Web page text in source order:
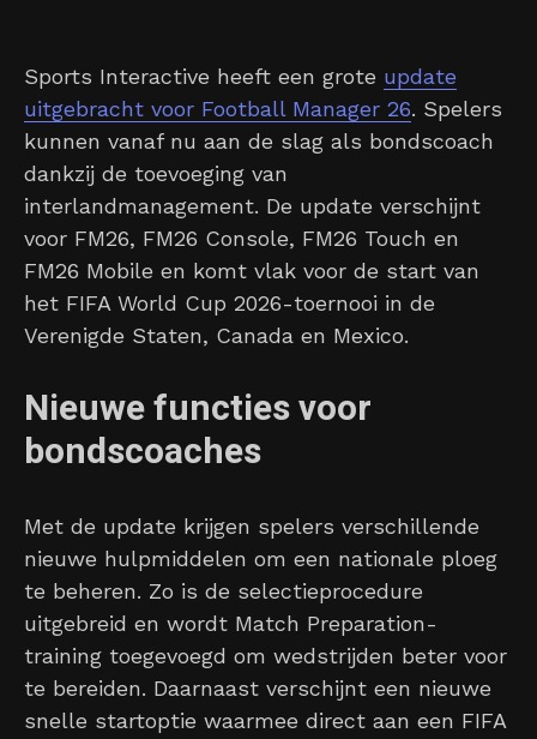
Sports Interactive heeft een grote update
uitgebracht voor Football Manager 26. Spelers
kunnen vanaf nu aan de slag als bondscoach
dankzij de toevoeging van
interlandmanagement. De update verschijnt
voor FM26, FM26 Console, FM26 Touch en
FM26 Mobile en komt vlak voor de start van
het FIFA World Cup 2026-toernooi in de
Verenigde Staten, Canada en Mexico.
Nieuwe functies voor
bondscoaches
Met de update krijgen spelers verschillende
nieuwe hulpmiddelen om een nationale ploeg
te beheren. Zo is de selectieprocedure
uitgebreid en wordt Match Preparation-
training toegevoegd om wedstrijden beter voor
te bereiden. Daarnaast verschijnt een nieuwe
snelle startoptie waarmee direct aan een FIFA